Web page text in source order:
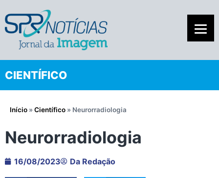
CIENTÍFICO
Início » Científico » Neurorradiologia
Neurorradiologia
16/08/2023 Da Redação